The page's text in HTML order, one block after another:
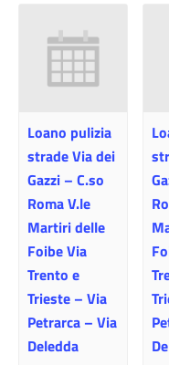
Loano pulizia
strade Via dei
Gazzi – C.so
Roma V.le
Martiri delle
Foibe Via
Trento e
Trieste – Via
Petrarca – Via
Deledda